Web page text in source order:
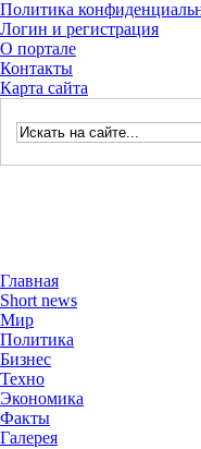
Политика
Логин и регистрация
О портале
Контакты
Карта сайта
Главная
Short news
Мир
Политика
Бизнес
Техно
Экономика
Факты
Галерея